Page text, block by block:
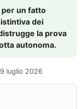
per un fatto
dei
la prova
autonoma.
luglio 2026